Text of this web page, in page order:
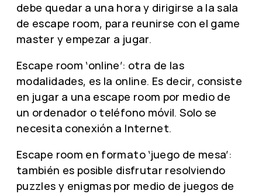
debe quedar a una hora y dirigirse a la sala
de escape room, para reunirse con el game
master y empezar a jugar.
Escape room ‘online’: otra de las
modalidades, es la online. Es decir, consiste
en jugar a una escape room por medio de
un ordenador o teléfono móvil. Solo se
necesita conexión a Internet.
Escape room en formato ‘juego de mesa’:
también es posible disfrutar resolviendo
puzzles y enigmas por medio de juegos de